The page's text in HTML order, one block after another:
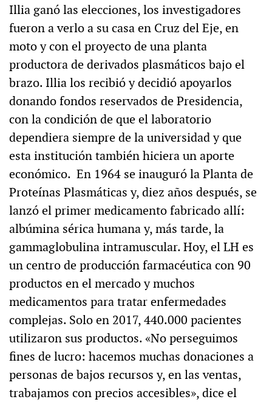
Illia ganó las elecciones, los investigadores
fueron a verlo a su casa en Cruz del Eje, en
moto y con el proyecto de una planta
productora de derivados plasmáticos bajo el
brazo. Illia los recibió y decidió apoyarlos
donando fondos reservados de Presidencia,
con la condición de que el laboratorio
dependiera siempre de la universidad y que
esta institución también hiciera un aporte
económico. En 1964 se inauguró la Planta de
Proteínas Plasmáticas y, diez años después, se
lanzó el primer medicamento fabricado allí:
albúmina sérica humana y, más tarde, la
gammaglobulina intramuscular. Hoy, el LH es
un centro de producción farmacéutica con 90
productos en el mercado y muchos
medicamentos para tratar enfermedades
complejas. Solo en 2017, 440.000 pacientes
utilizaron sus productos. «No perseguimos
fines de lucro: hacemos muchas donaciones a
personas de bajos recursos y, en las ventas,
trabajamos con precios accesibles», dice el